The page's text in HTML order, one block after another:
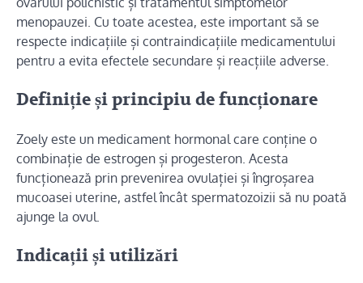
menopauzei. Cu toate acestea, este important să se
respecte indicațiile și contraindicațiile medicamentului
pentru a evita efectele secundare și reacțiile adverse.
Definiție și principiu de funcționare
Zoely este un medicament hormonal care conține o
combinație de estrogen și progesteron. Acesta
funcționează prin prevenirea ovulației și îngroșarea
mucoasei uterine, astfel încât spermatozoizii să nu poată
ajunge la ovul.
Indicații și utilizări